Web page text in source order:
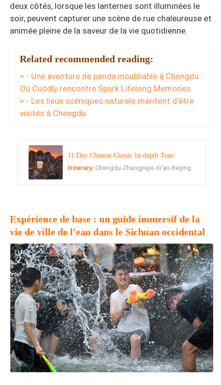
deux côtés, lorsque les lanternes sont illuminées le
soir, peuvent capturer une scène de rue chaleureuse et
animée pleine de la saveur de la vie quotidienne.
Related recommended reading:
> - Une aventure de panda inoubliable à Chengdu :
Où Cuddly rencontre Spark Lifelong Memories
> - Les lieux scéniques naturels méritent d'être
visités à Chengdu
11-Day Chinese Classic In-depth Tour
Itinerary: Chengdu-Zhangjiajie-Xi'an-Beijing
Expérience de base : un guide immersif de la
vie de ville de l'eau dans le Sichuan occidental